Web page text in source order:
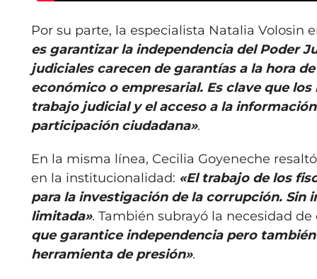
Por su parte, la especialista Natalia Volosin
es garantizar la independencia del Poder
judiciales carecen de garantías a la hora
económico o empresarial. Es clave que
trabajo judicial y el acceso a la
participación ciudadana».
En la misma línea, Cecilia Goyeneche
en la institucionalidad: «El trabajo de los
para la investigación de la corrupción. Sin
limitada». También subrayó la necesidad
que garantice independencia pero
herramienta de presión».